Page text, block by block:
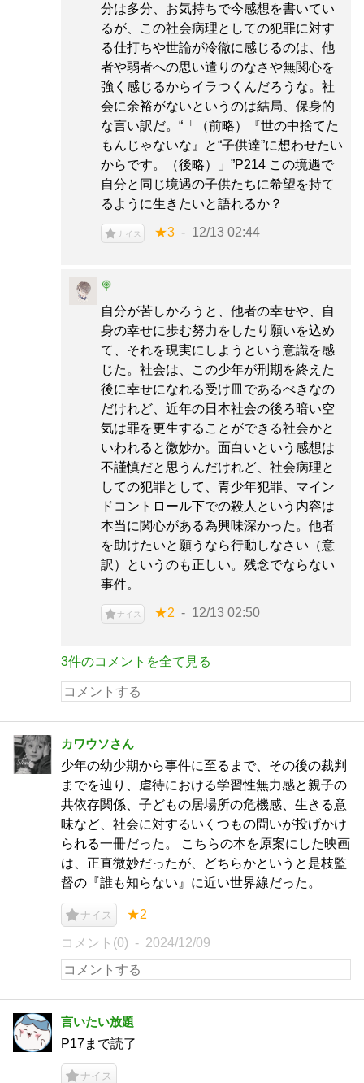
分は多分、お気持ちで今感想を書いてい
るが、この社会病理としての犯罪に対す
る仕打ちや世論が冷徹に感じるのは、他
者や弱者への思い遣りのなさや無関心を
強く感じるからイラつくんだろうな。社
会に余裕がないというのは結局、保身的
な言い訳だ。“「（前略）『世の中捨てた
もんじゃないな』と“子供達”に想わせたい
からです。（後略）」”P214 この境遇で
自分と同じ境遇の子供たちに希望を持て
るように生きたいと語れるか？
ナイス ★3 12/13 02:44
🍭
自分が苦しかろうと、他者の幸せや、自
身の幸せに歩む努力をしたり願いを込め
て、それを現実にしようという意識を感
じた。社会は、この少年が刑期を終えた
後に幸せになれる受け皿であるべきなの
だけれど、近年の日本社会の後ろ暗い空
気は罪を更生することができる社会かと
いわれると微妙か。面白いという感想は
不謹慎だと思うんだけれど、社会病理と
しての犯罪として、青少年犯罪、マイン
ドコントロール下での殺人という内容は
本当に関心がある為興味深かった。他者
を助けたいと願うなら行動しなさい（意
訳）というのも正しい。残念でならない
事件。
ナイス ★2 12/13 02:50
3件のコメントを全て見る
カワウソさん
少年の幼少期から事件に至るまで、その後の裁判
までを辿り、虐待における学習性無力感と親子の
共依存関係、子どもの居場所の危機感、生きる意
味など、社会に対するいくつもの問いが投げかけ
られる一冊だった。 こちらの本を原案にした映画
は、正直微妙だったが、どちらかというと是枝監
督の『誰も知らない』に近い世界線だった。
ナイス ★2
コメント(0) 2024/12/09
言いたい放題
P17まで読了
ナイス